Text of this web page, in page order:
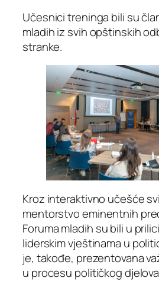
Učesnici treninga bili su
mladih iz svih opštinskih
stranke.
Kroz interaktivno učešće
mentorstvo eminentnih
Foruma mladih su bili u
liderskim vještinama u
je, takođe, prezentovana
u procesu političkog